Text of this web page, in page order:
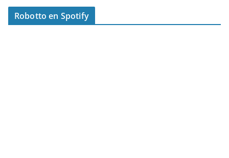
Robotto en Spotify